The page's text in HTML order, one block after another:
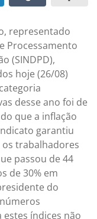
representado
Processamento
(SINDPD),
hoje (26/08)
desse ano foi de
que a inflação
garantiu
trabalhadores
passou de 44
de 30% em
do
estes índices não